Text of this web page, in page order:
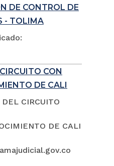
DE CONTROL DE
- TOLIMA
CON
DE CALI
CIRCUITO
DE CALI